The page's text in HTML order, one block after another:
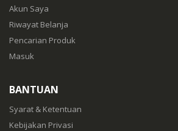
Akun Saya
Riwayat Belanja
Pencarian Produk
Masuk
BANTUAN
Syarat & Ketentuan
Kebijakan Privasi